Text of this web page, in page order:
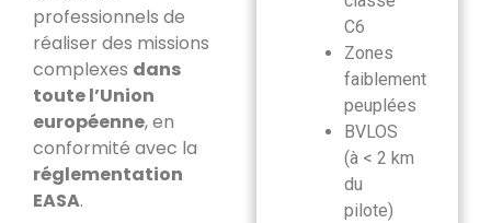
professionnels de
réaliser des missions
complexes dans
toute l’Union
européenne, en
conformité avec la
réglementation
EASA.
C6
Zones
faiblement
peuplées
BVLOS
(à < 2 km
du
pilote)